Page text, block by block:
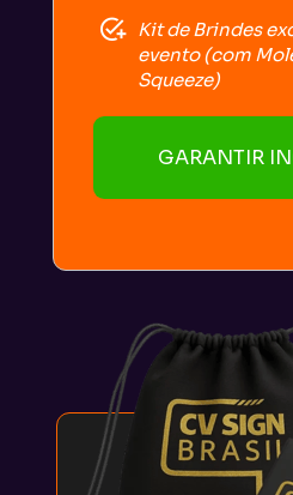
Kit de Brindes
evento (com
Squeeze)
GARANTIR